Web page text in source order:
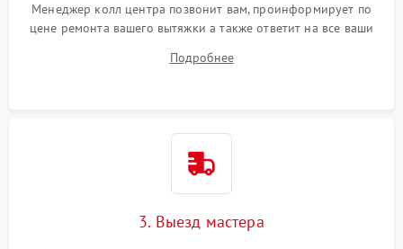
Менеджер колл центра позвонит вам, проинформирует по
цене ремонта вашего вытяжки а также ответит на все ваши
Подробнее
3. Выезд мастера